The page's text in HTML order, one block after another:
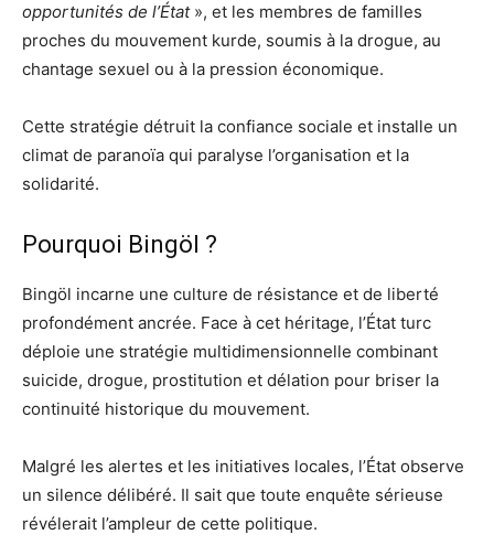
opportunités de l’État», et les membres de familles
proches du mouvement kurde, soumis à la drogue, au
chantage sexuel ou à la pression économique.
Cette stratégie détruit la confiance sociale et installe un
climat de paranoïa qui paralyse l’organisation et la
solidarité.
Pourquoi Bingöl ?
Bingöl incarne une culture de résistance et de liberté
profondément ancrée. Face à cet héritage, l’État turc
déploie une stratégie multidimensionnelle combinant
suicide, drogue, prostitution et délation pour briser la
continuité historique du mouvement.
Malgré les alertes et les initiatives locales, l’État observe
un silence délibéré. Il sait que toute enquête sérieuse
révélerait l’ampleur de cette politique.